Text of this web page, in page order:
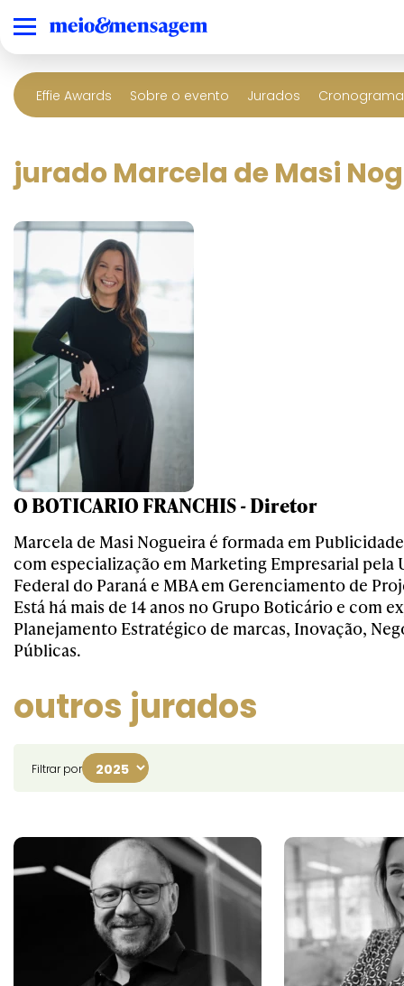
Effie Awards Sobre o evento Jurados
jurado Marcela de Masi
O BOTICARIO FRANCHIS - Diretor
Marcela de Masi Nogueira é formada em
com especialização em Marketing Empresarial pela
Federal do Paraná e MBA em Gerenciamento de
Está há mais de 14 anos no Grupo Boticário e com
Planejamento Estratégico de marcas, Inovação,
Públicas.
outros jurados
Filtrar por